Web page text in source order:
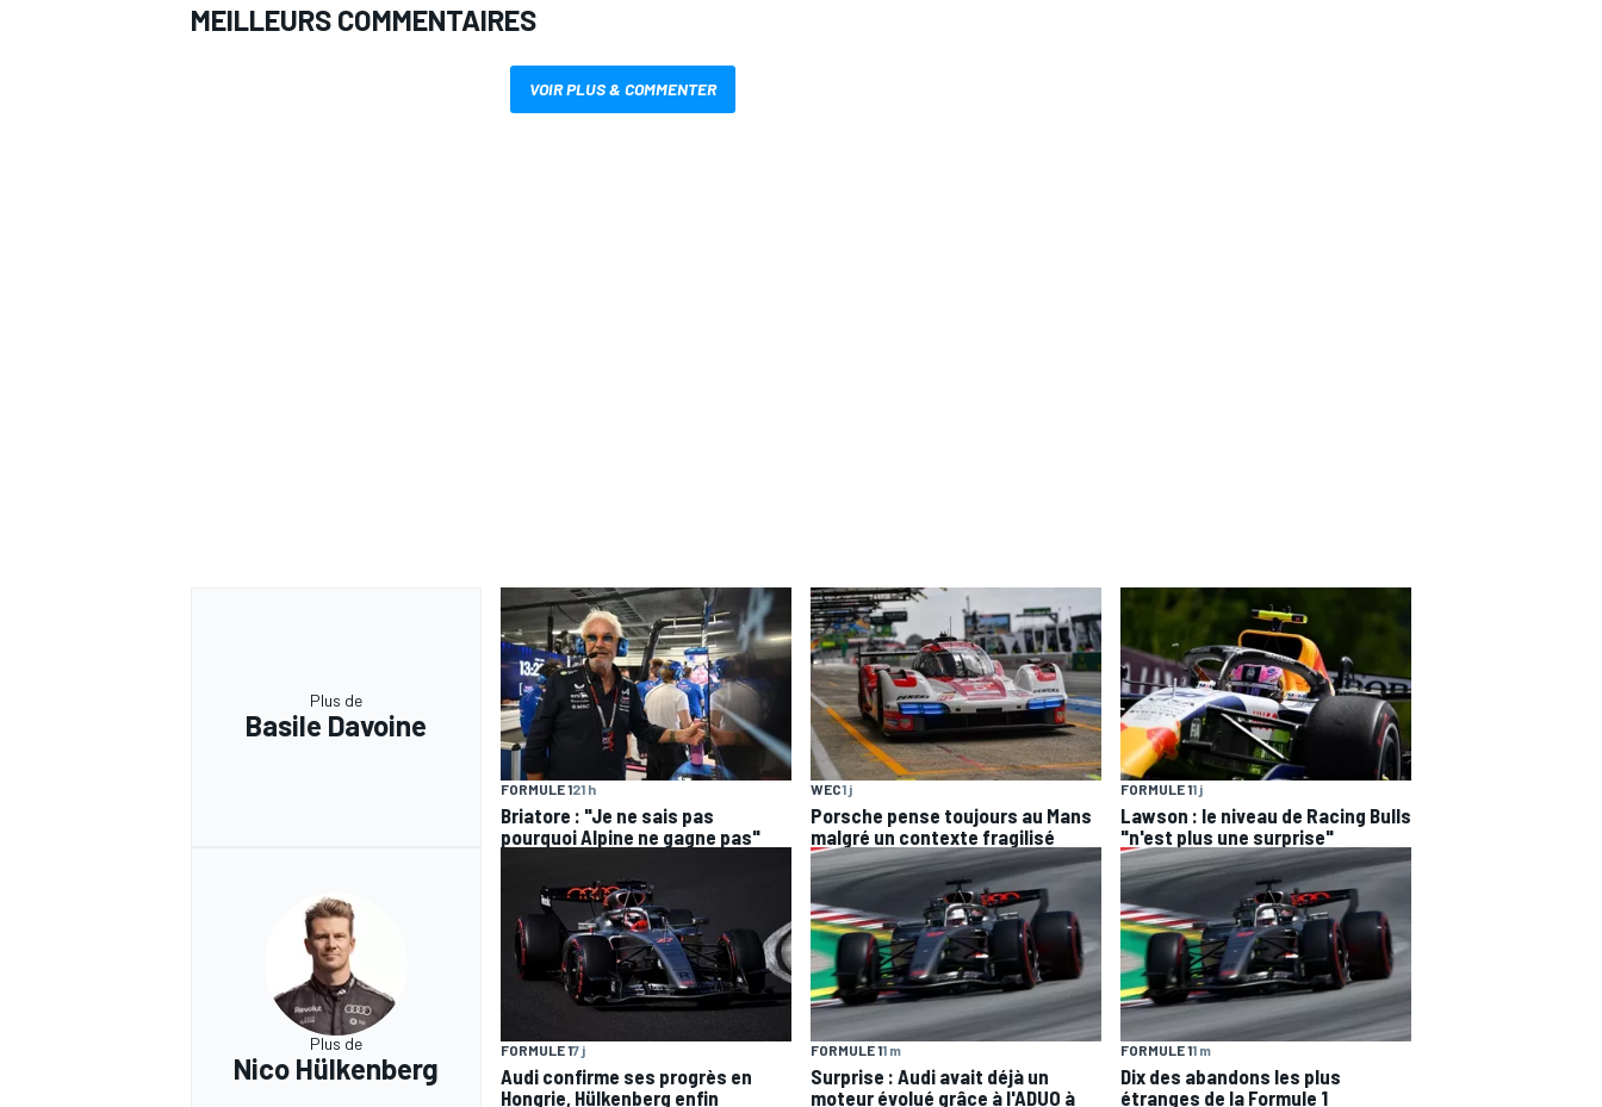
MEILLEURS COMMENTAIRES
VOIR PLUS & COMMENTER
Plus de
Basile Davoine
FORMULE 121 h
Briatore : "Je ne sais pas
pourquoi Alpine ne gagne pas"
WEC1 j
Porsche pense toujours au Mans
malgré un contexte fragilisé
FORMULE 11 j
Lawson : le niveau de Racing Bulls
"n'est plus une surprise"
Plus de
Nico Hülkenberg
FORMULE 17 j
Audi confirme ses progrès en
Hongrie, Hülkenberg enfin
FORMULE 11 m
Surprise : Audi avait déjà un
moteur évolué grâce à l'ADUO à
FORMULE 11 m
Dix des abandons les plus
étranges de la Formule 1